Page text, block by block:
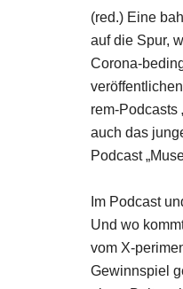
(red.) Eine
auf die Spur,
Corona-
rem-Podcasts
auch das
Podcast
Im Podcast
Und wo
vom X-
Gewinnspiel